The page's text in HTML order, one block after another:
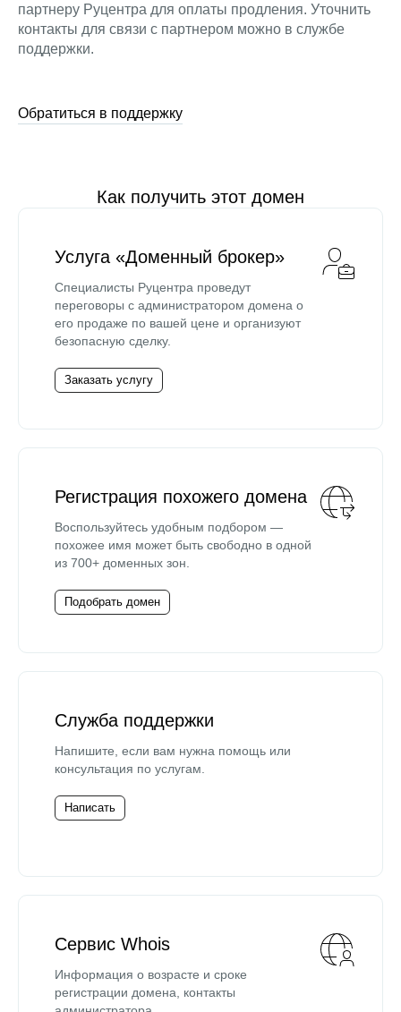
партнеру Руцентра для оплаты продления. Уточнить
контакты для связи с партнером можно в службе
поддержки.
Обратиться в поддержку
Как получить этот домен
Услуга «Доменный брокер»
Специалисты Руцентра проведут
переговоры с администратором домена о
его продаже по вашей цене и организуют
безопасную сделку.
Заказать услугу
Регистрация похожего домена
Воспользуйтесь удобным подбором —
похожее имя может быть свободно в одной
из 700+ доменных зон.
Подобрать домен
Служба поддержки
Напишите, если вам нужна помощь или
консультация по услугам.
Написать
Сервис Whois
Информация о возрасте и сроке
регистрации домена, контакты